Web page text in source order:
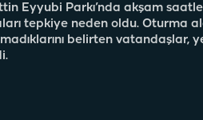
Eyyubi Parkı’nda akşam
tepkiye neden oldu. Oturma
belirten vatandaşlar,